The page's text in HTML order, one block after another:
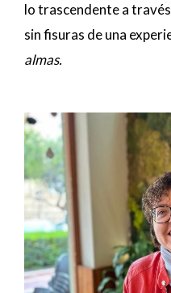
lo trascendente a
sin fisuras de una
almas.